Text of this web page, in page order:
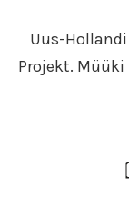
Uus-
Projekt. Müüki